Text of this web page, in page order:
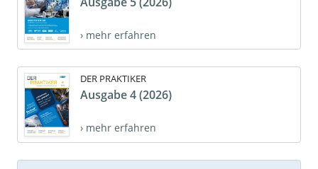
› mehr erfahren
DER PRAKTIKER
Ausgabe 4 (2026)
› mehr erfahren